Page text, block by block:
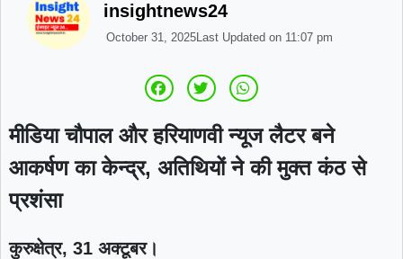
insightnews24
October 31, 2025Last Updated on 11:07 pm
मीडिया चौपाल और हरियाणवी न्यूज लैटर बने
आकर्षण का केन्द्र, अतिथियों ने की मुक्त कंठ से
प्रशंसा
कुरुक्षेत्र, 31 अक्टूबर।